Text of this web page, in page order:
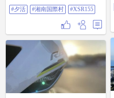
夕活 #湘南国際村 #xsr155
#夕活 #湘南国際村 #XSR155